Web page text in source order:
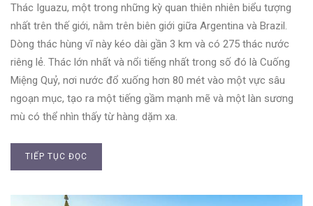
Thác Iguazu, một trong những kỳ quan thiên nhiên biểu tượng
nhất trên thế giới, nằm trên biên giới giữa Argentina và Brazil.
Dòng thác hùng vĩ này kéo dài gần 3 km và có 275 thác nước
riêng lẻ. Thác lớn nhất và nổi tiếng nhất trong số đó là Cuống
Miệng Quỷ, nơi nước đổ xuống hơn 80 mét vào một vực sâu
ngoạn mục, tạo ra một tiếng gầm mạnh mẽ và một làn sương
mù có thể nhìn thấy từ hàng dặm xa.
TIẾP TỤC ĐỌC